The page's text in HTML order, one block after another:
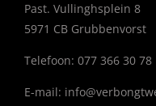
Past. Vullinghsplein 8
5971 CB Grubbenvorst
Telefoon: 077 366 30 78
E-mail: